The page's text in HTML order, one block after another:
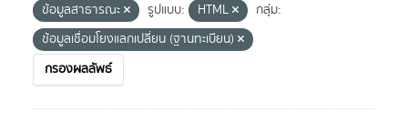
ข้อมูลสาธารณะ
รูปแบบ: HTML
กลุ่ม:
ข้อมูลเชื่อมโยงแลกเปลี่ยน (ฐานทะเบียน)
กรองผลลัพธ์